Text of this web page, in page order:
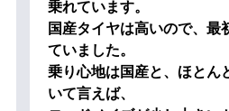
乗れています。
国産タイヤは高いので、最
ていました。
乗り心地は国産と、ほとん
いて言えば、